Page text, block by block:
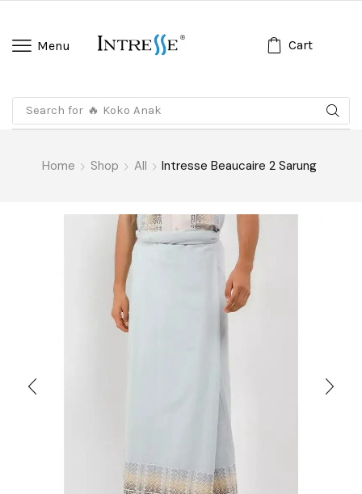
Menu Cart
Search for 🔥 Koko Anak
Home Shop All Intresse Beaucaire 2 Sarung